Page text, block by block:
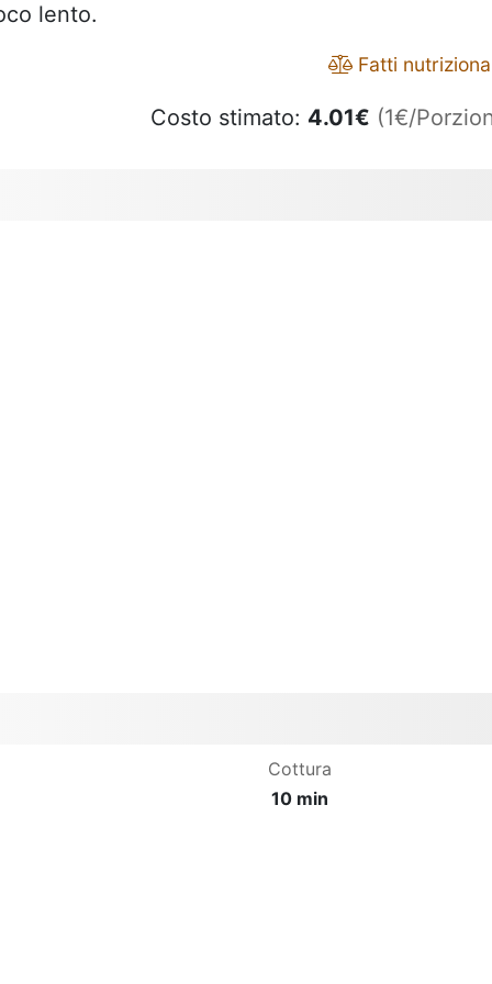
lento.
Fatti
Costo stimato: 4.01€ (1€/
Cottura
10 min